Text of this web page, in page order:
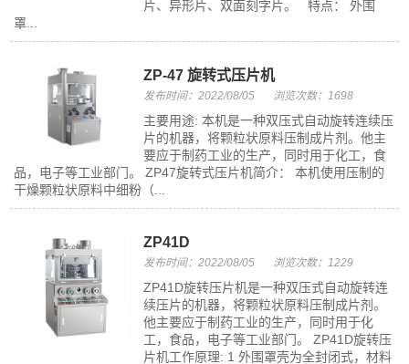
片、异形片、双面刻字片。 特点： 外围
罩...
ZP-47 旋转式压片机
发布时间：2022/08/05 浏览次数：1698
主要用途: 本机是一种双压式自动旋转连续压
片的机器，将颗粒状原料压制成片剂。他主
要应于制药工业的生产，同时用于化工，食
品，电子等工业部门。 ZP47旋转式压片机简介： 本机使用压制的
干燥颗粒状原料中细粉（...
ZP41D
发布时间：2022/08/05 浏览次数：1229
ZP41D旋转压片机是一种双压式自动旋转连
续压片的机器，将颗粒状原料压制成片剂。
他主要应于制药工业的生产，同时用于化
工，食品，电子等工业部门。 ZP41D旋转压
片机工作原理: 1 外围罩壳为全封闭式，材料